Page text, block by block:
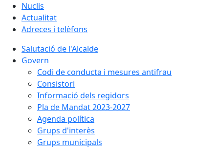
Nuclis
Actualitat
Adreces i telèfons
Salutació de l'Alcalde
Govern
Codi de conducta i mesures antifrau
Consistori
Informació dels regidors
Pla de Mandat 2023-2027
Agenda política
Grups d'interès
Grups municipals